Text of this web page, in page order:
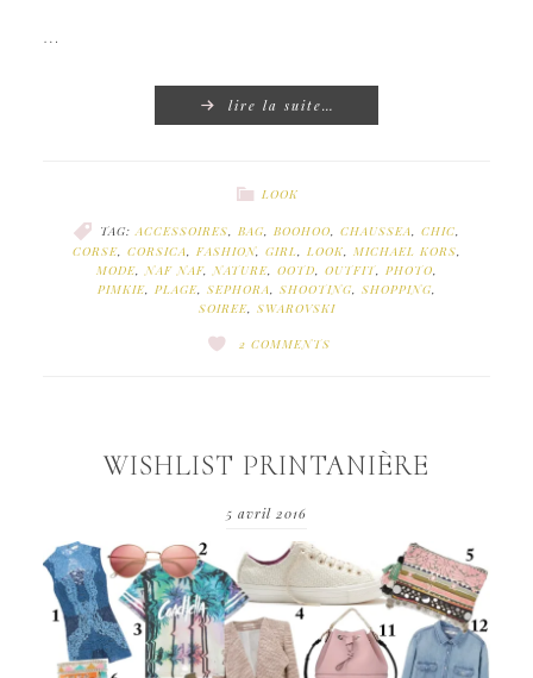
…
lire la suite…
LOOK
TAG: ACCESSOIRES BAG BOOHOO CHAUSSEA CHIC
CORSE, CORSICA FASHION, GIRL LOOK MICHAEL KORS
MODE, NAF NAF, NATURE, OOTD OUTFIT, PHOTO
PIMKIE, PLAGE, SEPHORA SHOOTING, SHOPPING,
SOIREE, SWAROVSKI
2 COMMENTS
WISHLIST PRINTANIÈRE
5 avril 2016